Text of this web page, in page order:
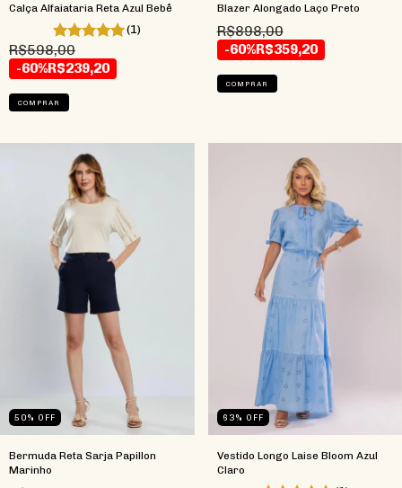
Calça Alfaiataria Reta Azul Bebê
(1)
R$598,00
-60%R$239,20
COMPRAR
Blazer Alongado Laço Preto
R$898,00
-60%R$359,20
COMPRAR
50% OFF
Bermuda Reta Sarja Papillon
Marinho
63% OFF
Vestido Longo Laise Bloom Azul
Claro